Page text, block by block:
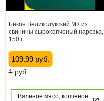
Бекон Великолукский МК из
свинины сырокопченый нарезка,
150 г
109.99 руб.
1руб.
Вяленое мясо, копченое